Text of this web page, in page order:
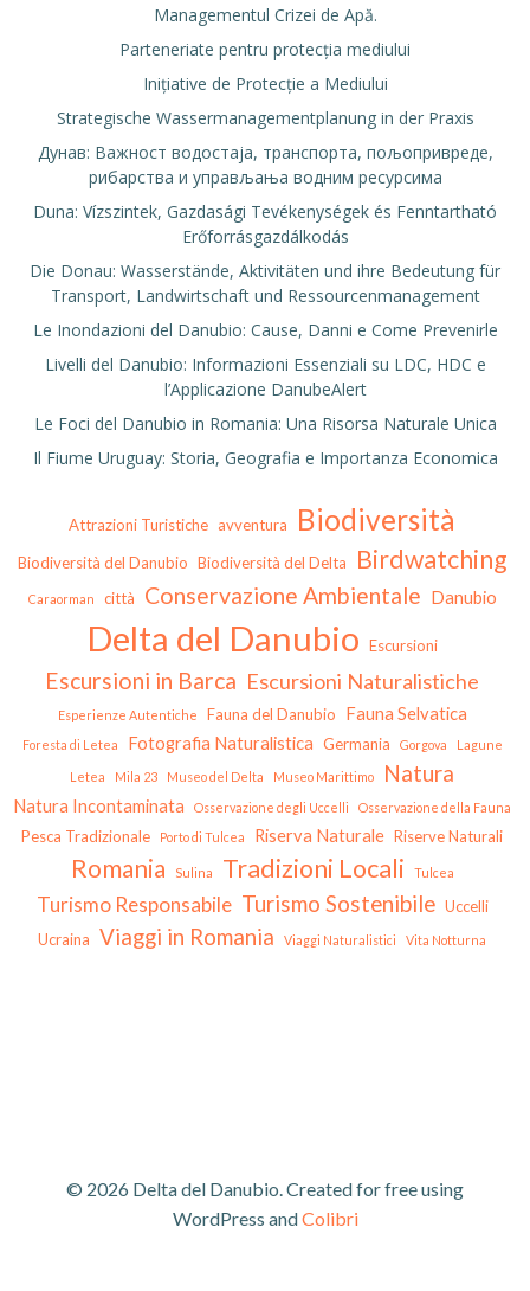
Managementul Crizei de Apă.
Parteneriate pentru protecția mediului
Inițiative de Protecție a Mediului
Strategische Wassermanagementplanung in der Praxis
Дунав: Важност водостаја, транспорта, пољопривреде,
рибарства и управљања водним ресурсима
Duna: Vízszintek, Gazdasági Tevékenységek és Fenntartható
Erőforrásgazdálkodás
Die Donau: Wasserstände, Aktivitäten und ihre Bedeutung für
Transport, Landwirtschaft und Ressourcenmanagement
Le Inondazioni del Danubio: Cause, Danni e Come Prevenirle
Livelli del Danubio: Informazioni Essenziali su LDC, HDC e
l’Applicazione DanubeAlert
Le Foci del Danubio in Romania: Una Risorsa Naturale Unica
Il Fiume Uruguay: Storia, Geografia e Importanza Economica
Attrazioni Turistiche avventura Biodiversità
Biodiversità del Danubio Biodiversità del Delta Birdwatching
Caraorman città Conservazione Ambientale Danubio
Delta del Danubio Escursioni
Escursioni in Barca Escursioni Naturalistiche
Esperienze Autentiche Fauna del Danubio Fauna Selvatica
Foresta di Letea Fotografia Naturalistica Germania Gorgova Lagune
Letea Mila 23 Museo del Delta Museo Marittimo Natura
Natura Incontaminata Osservazione degli Uccelli Osservazione della Fauna
Pesca Tradizionale Porto di Tulcea Riserva Naturale Riserve Naturali
Romania Sulina Tradizioni Locali Tulcea
Turismo Responsabile Turismo Sostenibile Uccelli
Ucraina Viaggi in Romania Viaggi Naturalistici Vita Notturna
© 2026 Delta del Danubio. Created for free using
WordPress andColibri